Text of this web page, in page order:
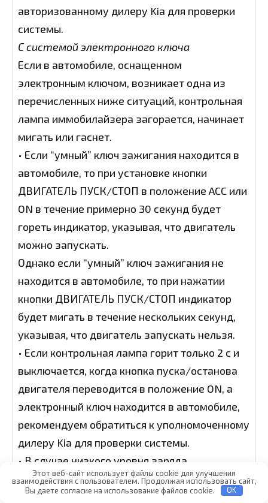
авторизованному дилеру Kia для проверки
системы.
С системой электронного ключа
Если в автомобиле, оснащенном
электронным ключом, возникает одна из
перечисленных ниже ситуаций, контрольная
лампа иммобилайзера загорается, начинает
мигать или гаснет.
• Если “умный” ключ зажигания находится в
автомобиле, то при установке кнопки
ДВИГАТЕЛЬ ПУСК/СТОП в положение ACC или
ON в течение примерно 30 секунд будет
гореть индикатор, указывая, что двигатель
можно запускать.
Однако если “умный” ключ зажигания не
находится в автомобиле, то при нажатии
кнопки ДВИГАТЕЛЬ ПУСК/СТОП индикатор
будет мигать в течение нескольких секунд,
указывая, что двигатель запускать нельзя.
• Если контрольная лампа горит только 2 с и
выключается, когда кнопка пуска/останова
двигателя переводится в положение ON, а
электронный ключ находится в автомобиле,
рекомендуем обратиться к уполномоченному
дилеру Kia для проверки системы.
• В случае низкого уровня заряда
аккумуляторной батареи при нажатии кнопки
запуска/останова двигателя контрольная
Этот веб-сайт использует файлы cookie для улучшения
взаимодействия с пользователем. Продолжая использовать сайт,
Вы даете согласие на использование файлов cookie.
OK